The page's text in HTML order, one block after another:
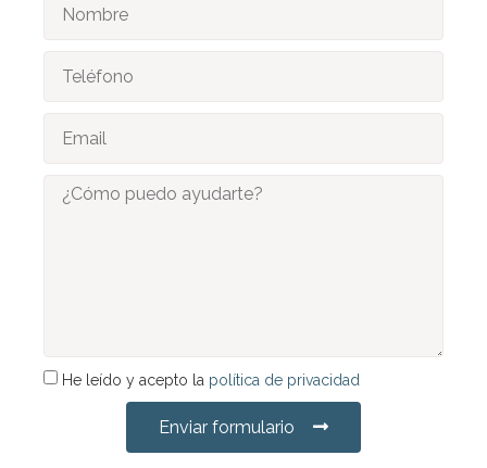
He leído y acepto la política de privacidad
Enviar formulario